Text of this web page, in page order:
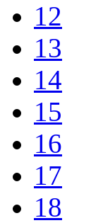
12
13
14
15
16
17
18